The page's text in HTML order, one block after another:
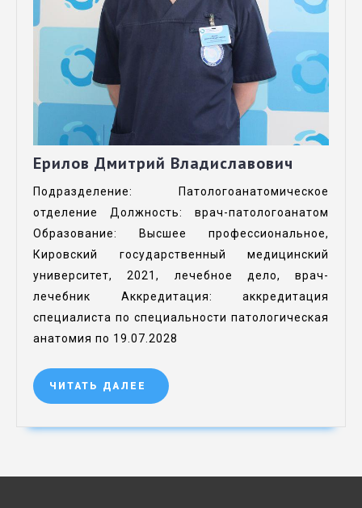
Ерилов Дмитрий Владиславович
Подразделение: Патологоанатомическое
отделение Должность: врач-патологоанатом
Образование: Высшее профессиональное,
Кировский государственный медицинский
университет, 2021, лечебное дело, врач-
лечебник Аккредитация: аккредитация
специалиста по специальности патологическая
анатомия по 19.07.2028
ЧИТАТЬ ДАЛЕЕ